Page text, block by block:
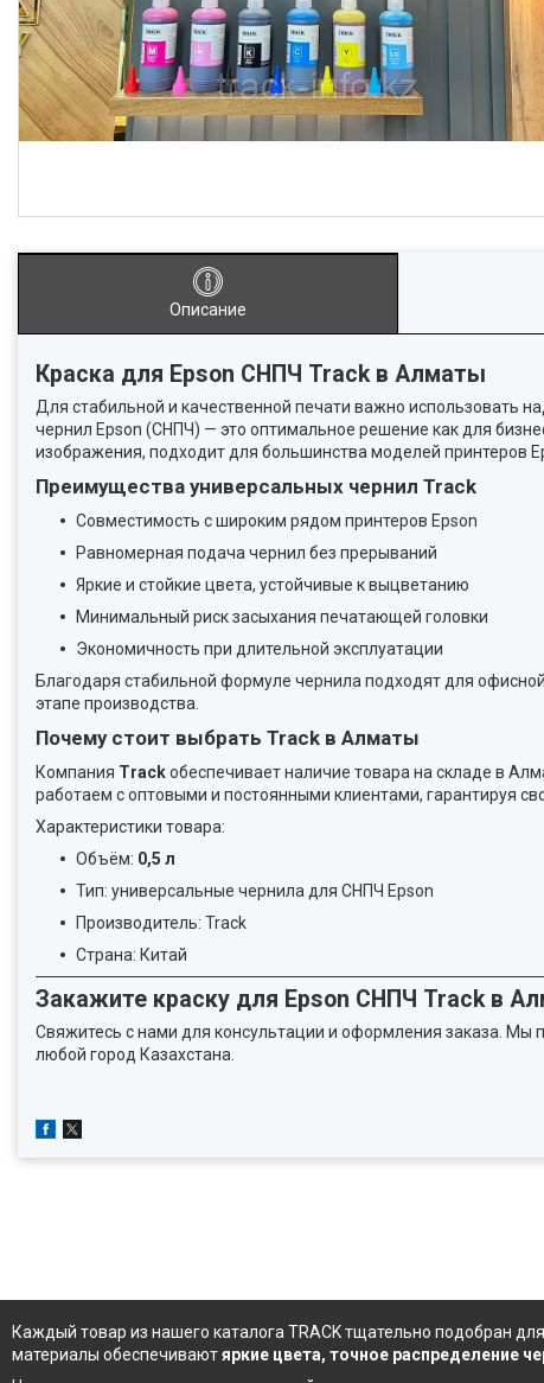
Описание
Краска для Epson СНПЧ Track в Алматы
Для стабильной и качественной печати важно использовать
чернил Epson (СНПЧ) — это оптимальное решение как для
изображения, подходит для большинства моделей принтеров
Преимущества универсальных чернил Track
Совместимость с широким рядом принтеров Epson
Равномерная подача чернил без прерываний
Яркие и стойкие цвета, устойчивые к выцветанию
Минимальный риск засыхания печатающей головки
Экономичность при длительной эксплуатации
Благодаря стабильной формуле чернила подходят для
этапе производства.
Почему стоит выбрать Track в Алматы
Компания Trackобеспечивает наличие товара на складе в
работаем с оптовыми и постоянными клиентами, гарантируя
Характеристики товара:
Объём: 0,5 л
Тип: универсальные чернила для СНПЧ Epson
Производитель: Track
Страна: Китай
Закажите краску для Epson СНПЧ Track в
Свяжитесь с нами для консультации и оформления заказа.
любой город Казахстана.
Каждый товар из нашего каталога TRACK тщательно подобран
материалы обеспечиваютяркие цвета, точное распределение